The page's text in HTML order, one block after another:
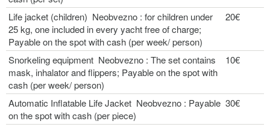
Life jacket (children) Neobvezno : for children under
25 kg, one included in every yacht free of charge;
Payable on the spot with cash (per week/ person)
20€
Snorkeling equipment Neobvezno : The set contains
mask, inhalator and flippers; Payable on the spot with
cash (per week/ person)
10€
Automatic Inflatable Life Jacket Neobvezno : Payable
on the spot with cash (per piece)
30€